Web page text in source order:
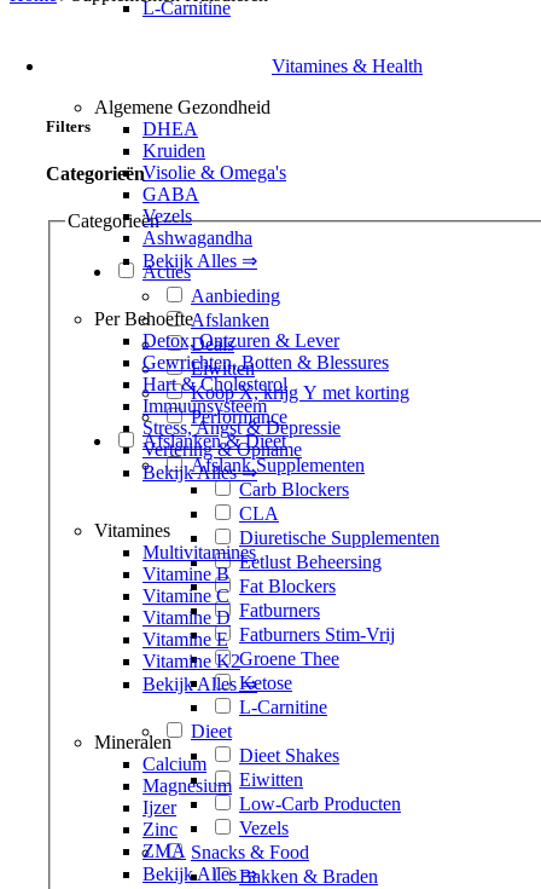
L-Carnitine
Vitamines & Health
Algemene Gezondheid
DHEA
Kruiden
Visolie & Omega's
GABA
Vezels
Ashwagandha
Bekijk Alles ⇒
Per Behoefte
Detox, Ontzuren & Lever
Gewrichten, Botten & Blessures
Hart & Cholesterol
Immuunsysteem
Stress, Angst & Depressie
Vertering & Opname
Bekijk Alles ⇒
Vitamines
Multivitamines
Vitamine B
Vitamine C
Vitamine D
Vitamine E
Vitamine K2
Bekijk Alles ⇒
Mineralen
Calcium
Magnesium
Ijzer
Zinc
ZMA
Bekijk Alles ⇒
Filters
Categorieën
Categorieën
Acties
Aanbieding
Afslanken
Deals
Eiwitten
Koop X, krijg Y met korting
Performance
Afslanken & Dieet
Afslank Supplementen
Carb Blockers
CLA
Diuretische Supplementen
Eetlust Beheersing
Fat Blockers
Fatburners
Fatburners Stim-Vrij
Groene Thee
Ketose
L-Carnitine
Dieet
Dieet Shakes
Eiwitten
Low-Carb Producten
Vezels
Snacks & Food
Bakken & Braden